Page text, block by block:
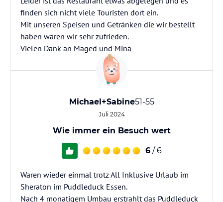
finden sich nicht viele Touristen dort ein.
Mit unseren Speisen und Getränken die wir bestellt
haben waren wir sehr zufrieden.
Vielen Dank an Maged und Mina
Michael+Sabine51-55
Juli 2024
Wie immer ein Besuch wert
6 / 6
Waren wieder einmal trotz All Inklusive Urlaub im
Sheraton im Puddleduck Essen.
Nach 4 monatigem Umbau erstrahlt das Puddleduck